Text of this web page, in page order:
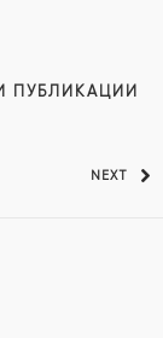
ПУБЛИКАЦИИ
NEXT